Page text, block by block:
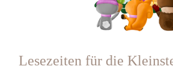
Lesezeiten für die